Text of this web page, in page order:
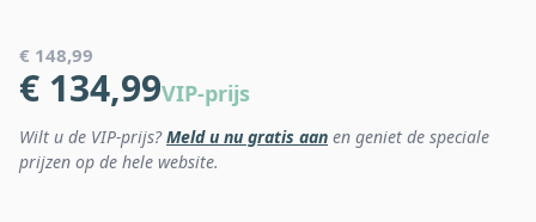
€ 148,99
€ 134,99VIP-prijs
Wilt u de VIP-prijs?Meld u nu gratis aan en geniet de speciale
prijzen op de hele website.